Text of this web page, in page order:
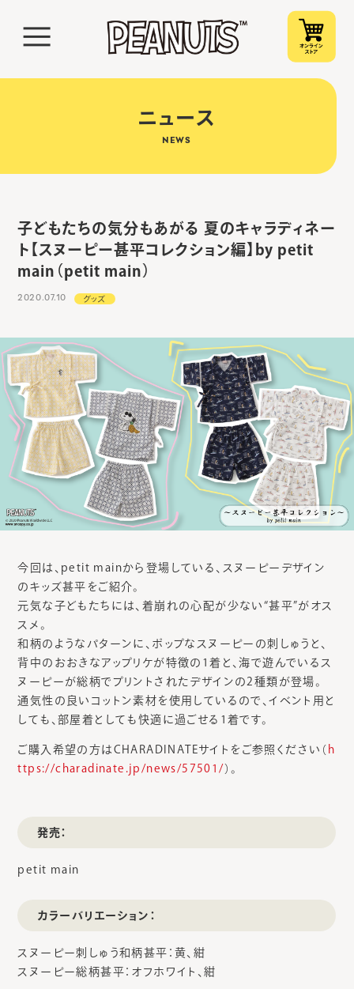
ニュース
NEWS
子どもたちの気分もあがる 夏のキャラディネー
ト【スヌーピー甚平コレクション編】by petit
main（petit main）
2020.07.10 グッズ
今回は、petit mainから登場している、スヌーピーデザイン
のキッズ甚平をご紹介。
元気な子どもたちには、着崩れの心配が少ない“甚平”がオス
スメ。
和柄のようなパターンに、ポップなスヌーピーの刺しゅうと、
背中のおおきなアップリケが特徴の1着と、海で遊んでいるス
ヌーピーが総柄でプリントされたデザインの2種類が登場。
通気性の良いコットン素材を使用しているので、イベント用と
しても、部屋着としても快適に過ごせる1着です。
ご購入希望の方はCHARADINATEサイトをご参照ください（ h
ttps://charadinate.jp/news/57501/ ）。
発売：
petit main
カラーバリエーション：
スヌーピー刺しゅう和柄甚平：黄、紺
スヌーピー総柄甚平：オフホワイト、紺